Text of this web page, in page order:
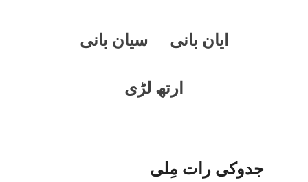
ايان بانی سيان بانی
ارتھ لڑی
جدوکی رات مِلی